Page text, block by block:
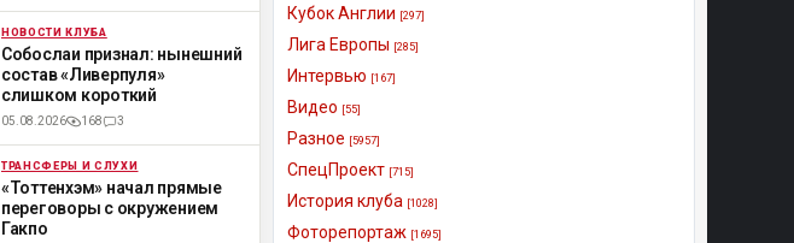
НОВОСТИ КЛУБА
Собослаи признал: нынешний
состав «Ливерпуля»
слишком короткий
05.08.2026 168 3
ТРАНСФЕРЫ И СЛУХИ
«Тоттенхэм» начал прямые
переговоры с окружением
Гакпо
Кубок Англии [297]
Лига Европы [285]
Интервью [167]
Видео [55]
Разное [5957]
СпецПроект [715]
История клуба [1028]
Фоторепортаж [1695]